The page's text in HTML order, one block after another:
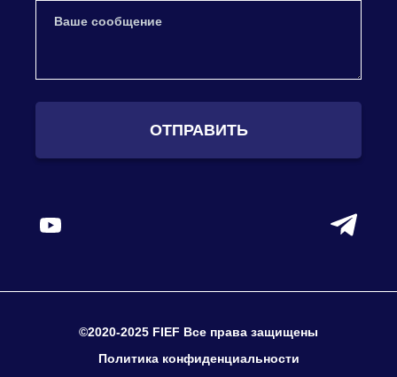
ОТПРАВИТЬ
©2020-2025 FIEF Все права защищены
Политика конфиденциальности